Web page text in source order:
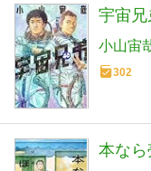
宇宙
小山宙
302
本な